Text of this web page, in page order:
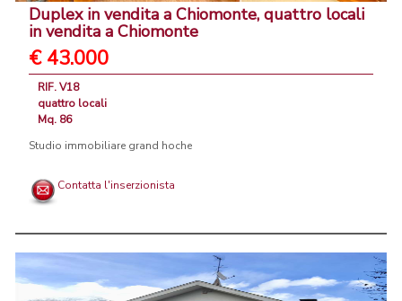
Duplex in vendita a Chiomonte, quattro locali
in vendita a Chiomonte
€ 43.000
RIF. V18
quattro locali
Mq. 86
Studio immobiliare grand hoche
Contatta l'inserzionista